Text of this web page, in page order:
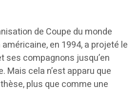
de Coupe du monde
en 1994, a projeté le
ses compagnons jusqu’en
Mais cela n’est apparu que
plus que comme une